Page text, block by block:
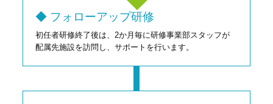
◆ フォローアップ研修
初任者研修終了後は、2か月毎に研修事業部スタッフが
配属先施設を訪問し、サポートを行います。